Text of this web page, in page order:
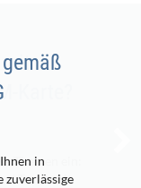
in
zuverlässige